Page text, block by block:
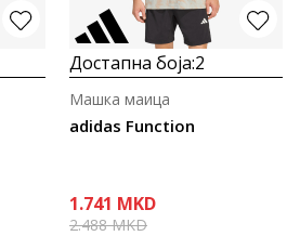
Достапна боја:2
adidas Function
Машка маица
1.741 MKD
2.488MKD